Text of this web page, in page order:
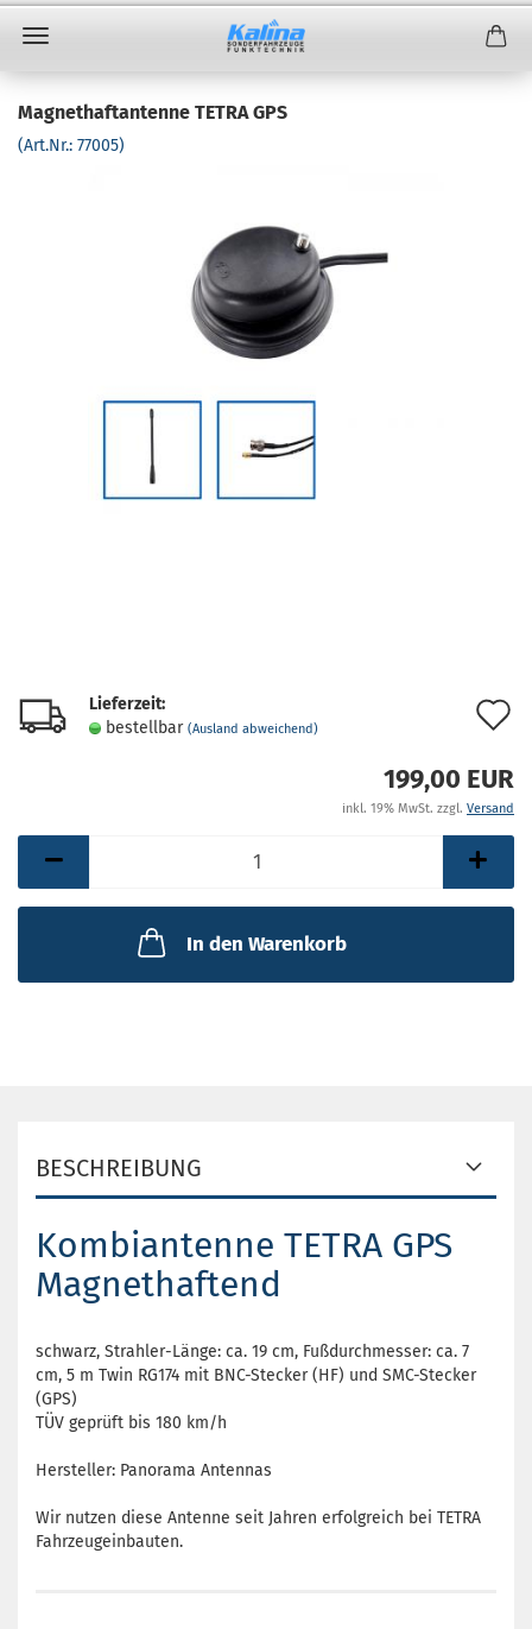
Magnethaftantenne TETRA GPS
(Art.Nr.: 77005)
Lieferzeit:
bestellbar (Ausland abweichend)
199,00 EUR
inkl. 19% MwSt. zzgl. Versand
In den Warenkorb
BESCHREIBUNG
Kombiantenne TETRA GPS
Magnethaftend
schwarz, Strahler-Länge: ca. 19 cm, Fußdurchmesser: ca. 7
cm, 5 m Twin RG174 mit BNC-Stecker (HF) und SMC-Stecker
(GPS)
TÜV geprüft bis 180 km/h
Hersteller: Panorama Antennas
Wir nutzen diese Antenne seit Jahren erfolgreich bei TETRA
Fahrzeugeinbauten.